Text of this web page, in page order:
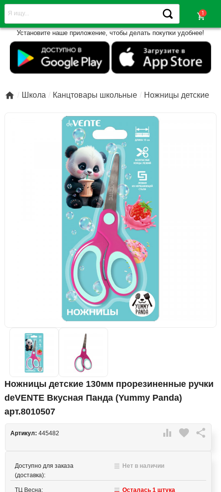
shopping_cart
Установите наше приложение, чтобы делать покупки удобнее!
 Школа Канцтовары школьные Ножницы детские
Ножницы детские 130мм прорезиненные ручки
deVENTE Вкусная Панда (Yummy Panda)
арт.8010507
 favorite 
Артикул: 445482
Доступно для заказа
(доставка):
Нет в наличии
ТЦ Весна: Осталась 1 штука